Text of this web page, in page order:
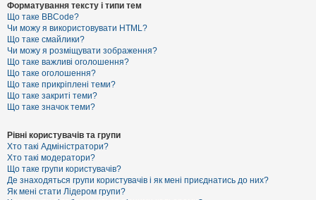
П
о
ш
у
к
Д
о
п
о
г
а
Форматування тексту і типи тем
Що таке BBCode?
Чи можу я використовувати HTML?
Що таке смайлики?
Чи можу я розміщувати зображення?
Що таке важливі оголошення?
Що таке оголошення?
Що таке прикріплені теми?
Що таке закриті теми?
Що таке значок теми?
Рівні користувачів та групи
Хто такі Адміністратори?
Хто такі модератори?
Що таке групи користувачів?
Де знаходяться групи користувачів і як мені приєднатись до них?
Як мені стати Лідером групи?